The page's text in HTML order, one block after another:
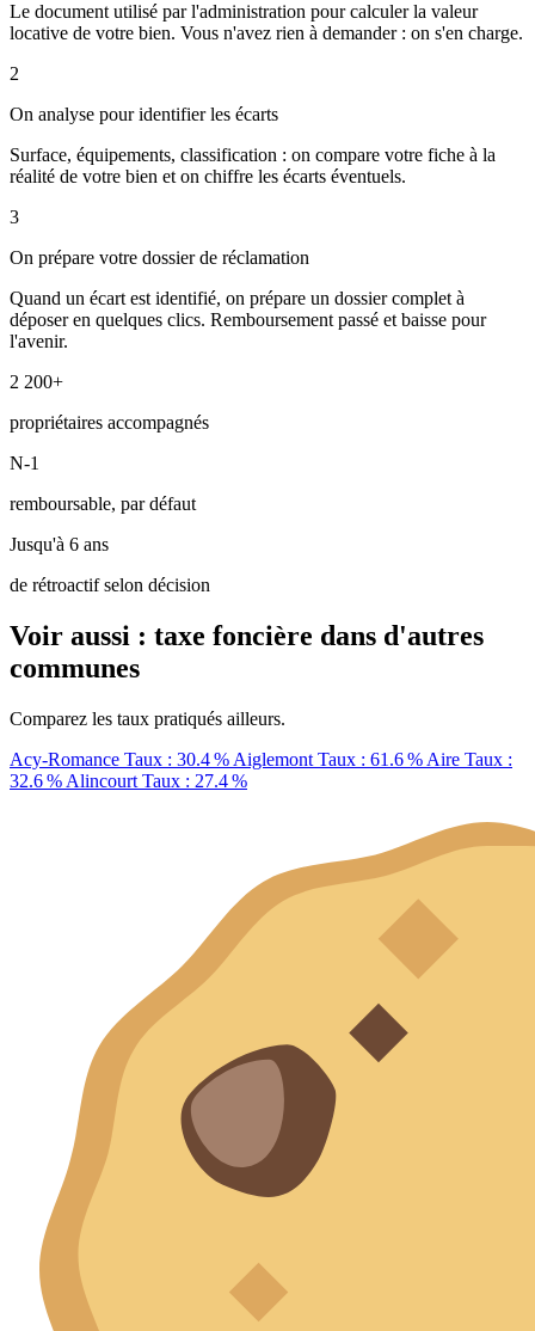
Le document utilisé par l'administration pour calculer la valeur
locative de votre bien. Vous n'avez rien à demander : on s'en charge.
2
On analyse pour identifier les écarts
Surface, équipements, classification : on compare votre fiche à la
réalité de votre bien et on chiffre les écarts éventuels.
3
On prépare votre dossier de réclamation
Quand un écart est identifié, on prépare un dossier complet à
déposer en quelques clics. Remboursement passé et baisse pour
l'avenir.
2 200+
propriétaires accompagnés
N-1
remboursable, par défaut
Jusqu'à 6 ans
de rétroactif selon décision
Voir aussi : taxe foncière dans d'autres
communes
Comparez les taux pratiqués ailleurs.
Acy-Romance Taux : 30.4 % Aiglemont Taux : 61.6 % Aire Taux :
32.6 % Alincourt Taux : 27.4 %